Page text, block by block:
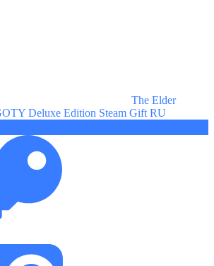
The Elder
Deluxe Edition Steam Gift RU